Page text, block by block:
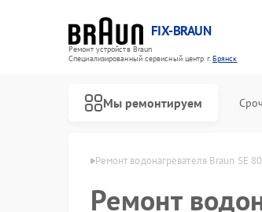
FIX-BRAUN
Ремонт устройств Braun
Специализированный cервисный центр г.Брянск
Мы ремонтируем
Ремонт водонагревателя Braun SE
Ремонт